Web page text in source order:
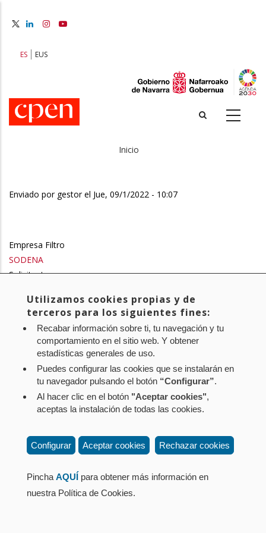
principal
ES EUS
enlaces
navegación
Inicio
Enviado por gestorel Jue, 09/1/2022 - 10:07
Empresa Filtro
SODENA
Solicitante
Enlace Videoteca
https://www.parlamentodenavarra.es/es/expedientes/10-
22com-00076
Aviso legal Política de privacidad
Política de cookies
Mapa web
Configuración de cookies
Contacto: Paseo de Sarasate nº 38, 2º Dcha - 31001
corporacion@cpen.es
Utilizamos cookies propias y de
terceros para los siguientes fines:
Recabar información sobre ti, tu navegación y tu
comportamiento en el sitio web. Y obtener
estadísticas generales de uso.
Puedes configurar las cookies que se instalarán en
tu navegador pulsando el botón “Configurar”.
Al hacer clic en el botón "Aceptar cookies",
aceptas la instalación de todas las cookies.
Configurar Aceptar cookies Rechazar cookies
Pincha AQUÍ para obtener más información en
nuestra Política de Cookies.